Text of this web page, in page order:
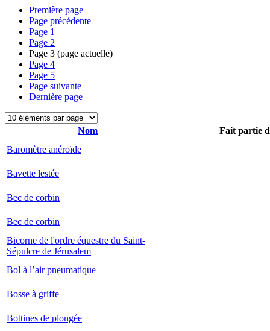
Première page
Page précédente
Page 1
Page 2
Page 3 (page actuelle)
Page 4
Page 5
Page suivante
Dernière page
Nom
Fait partie
Baromètre anéroïde
Bavette lestée
Bec de corbin
Bec de corbin
Bicorne de l'ordre équestre du Saint-
Sépulcre de Jérusalem
Bol à l’air pneumatique
Bosse à griffe
Bottines de plongée